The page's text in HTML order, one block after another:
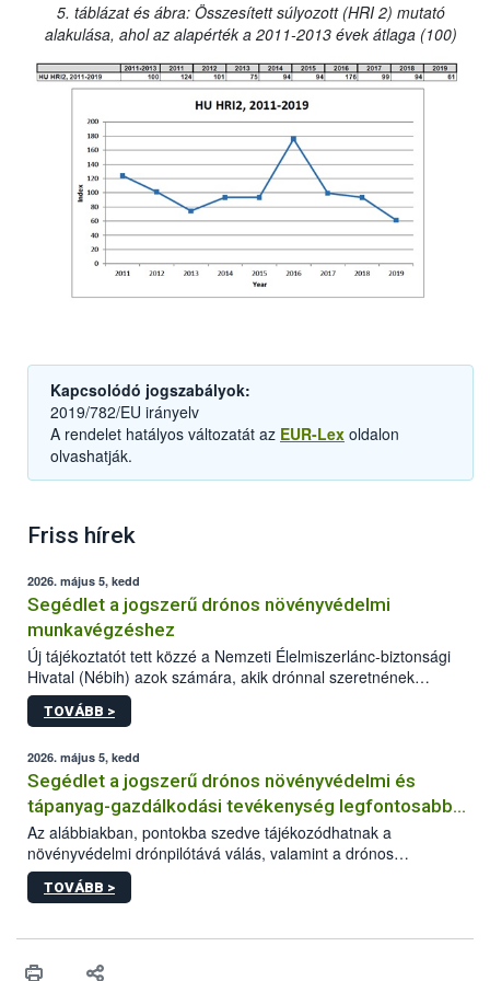
5. táblázat és ábra: Összesített súlyozott (HRI 2) mutató
alakulása, ahol az alapérték a 2011-2013 évek átlaga (100)
Kapcsolódó jogszabályok:
2019/782/EU irányelv
A rendelet hatályos változatát az EUR-Lex oldalon
olvashatják.
Friss hírek
2026. május 5, kedd
Segédlet a jogszerű drónos növényvédelmi
munkavégzéshez
Új tájékoztatót tett közzé a Nemzeti Élelmiszerlánc-biztonsági
Hivatal (Nébih) azok számára, akik drónnal szeretnének
növényvédelmi vagy tápanyag-gazdálkodási tevékenységet
végezni Magyarországon. Az összefoglaló részletesen
műszaki és hatósági feltételek.
TOVÁBB >
2026. május 5, kedd
Segédlet a jogszerű drónos növényvédelmi és
tápanyag-gazdálkodási tevékenység legfontosabb
feltételeiről
Az alábbiakban, pontokba szedve tájékozódhatnak a
növényvédelmi drónpilótává válás, valamint a drónos
növényvédelmi és tápanyag-gazdálkodási tevékenység
végzésének legfontosabb feltételeiről*.
TOVÁBB >